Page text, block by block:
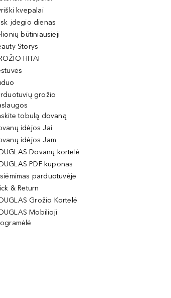
kvepalai
įdegio dienas
būtiniausieji
Storys
HITAI
grožio
tobulą dovaną
idėjos Jai
idėjos Jam
Dovanų kortelė
PDF kuponas
parduotuvėje
& Return
Grožio Kortelė
Mobilioji